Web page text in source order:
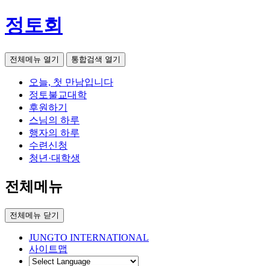
정토회
전체메뉴 열기 통합검색 열기
오늘, 첫 만남입니다
정토불교대학
후원하기
스님의 하루
행자의 하루
수련신청
청년·대학생
전체메뉴
전체메뉴 닫기
JUNGTO INTERNATIONAL
사이트맵